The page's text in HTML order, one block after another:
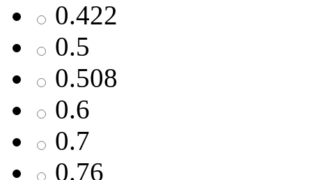
0.422
0.5
0.508
0.6
0.7
0.76